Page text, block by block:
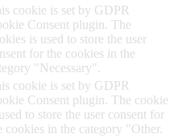
cookie is set by GDPR
Consent plugin. The
is used to store the user
for the cookies in the
"Necessary".
cookie is set by GDPR
Consent plugin. The cookie
to store the user consent for
cookies in the category "Other.